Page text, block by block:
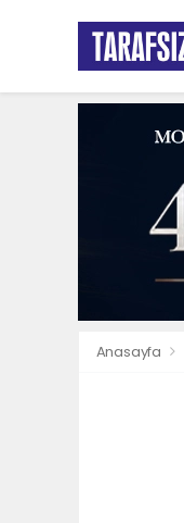
Anasayfa